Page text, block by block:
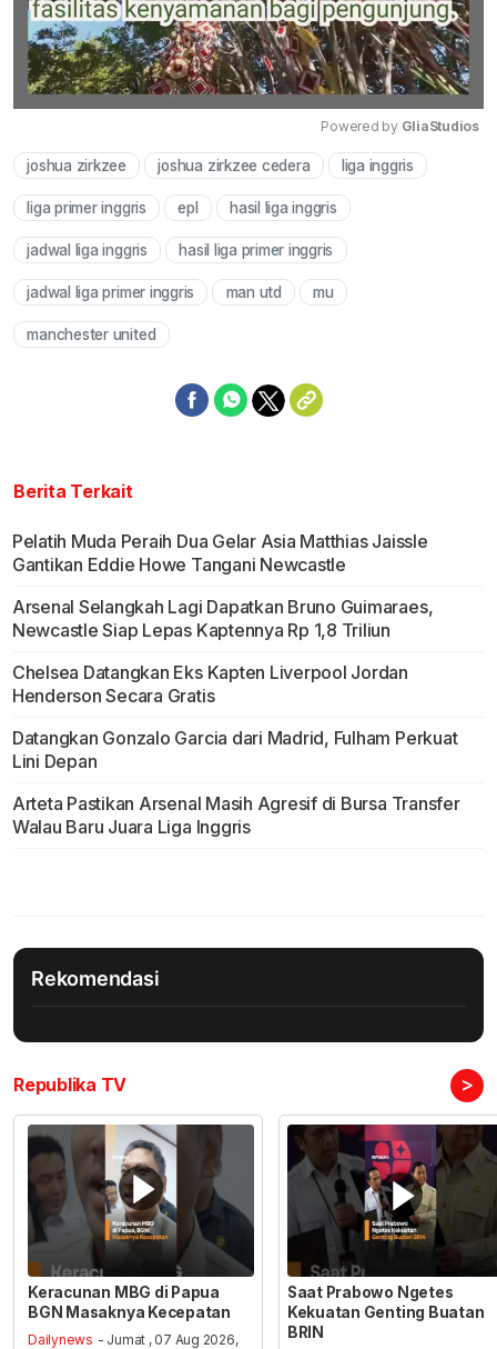
Mute
Powered by GliaStudios
joshua zirkzee joshua zirkzee cedera liga inggris
liga primer inggris epl hasil liga inggris
jadwal liga inggris hasil liga primer inggris
jadwal liga primer inggris man utd mu
manchester united
Berita Terkait
Pelatih Muda Peraih Dua Gelar Asia Matthias Jaissle
Gantikan Eddie Howe Tangani Newcastle
Arsenal Selangkah Lagi Dapatkan Bruno Guimaraes,
Newcastle Siap Lepas Kaptennya Rp 1,8 Triliun
Chelsea Datangkan Eks Kapten Liverpool Jordan
Henderson Secara Gratis
Datangkan Gonzalo Garcia dari Madrid, Fulham Perkuat
Lini Depan
Arteta Pastikan Arsenal Masih Agresif di Bursa Transfer
Walau Baru Juara Liga Inggris
Rekomendasi
Republika TV >
Keracunan MBG di Papua
BGN Masaknya Kecepatan
Dailynews - Jumat , 07 Aug 2026,
Saat Prabowo Ngetes
Kekuatan Genting Buatan
BRIN